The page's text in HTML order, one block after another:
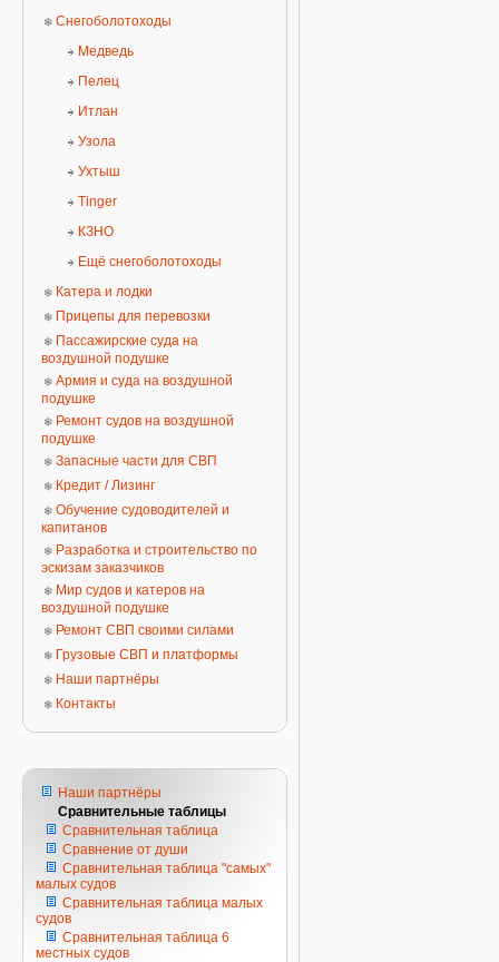
Снегоболотоходы
Медведь
Пелец
Итлан
Узола
Ухтыш
Tinger
КЗНО
Ещё снегоболотоходы
Катера и лодки
Прицепы для перевозки
Пассажирские суда на
воздушной подушке
Армия и суда на воздушной
подушке
Ремонт судов на воздушной
подушке
Запасные части для СВП
Кредит / Лизинг
Обучение судоводителей и
капитанов
Разработка и строительство по
эскизам заказчиков
Мир судов и катеров на
воздушной подушке
Ремонт СВП своими силами
Грузовые СВП и платформы
Наши партнёры
Контакты
Наши партнёры
Сравнительные таблицы
Сравнительная таблица
Сравнение от души
Сравнительная таблица "самых"
малых судов
Сравнительная таблица малых
судов
Сравнительная таблица 6
местных судов